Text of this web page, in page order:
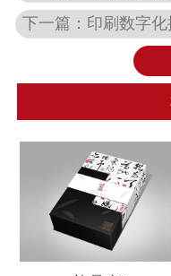
下一篇： 印刷数字